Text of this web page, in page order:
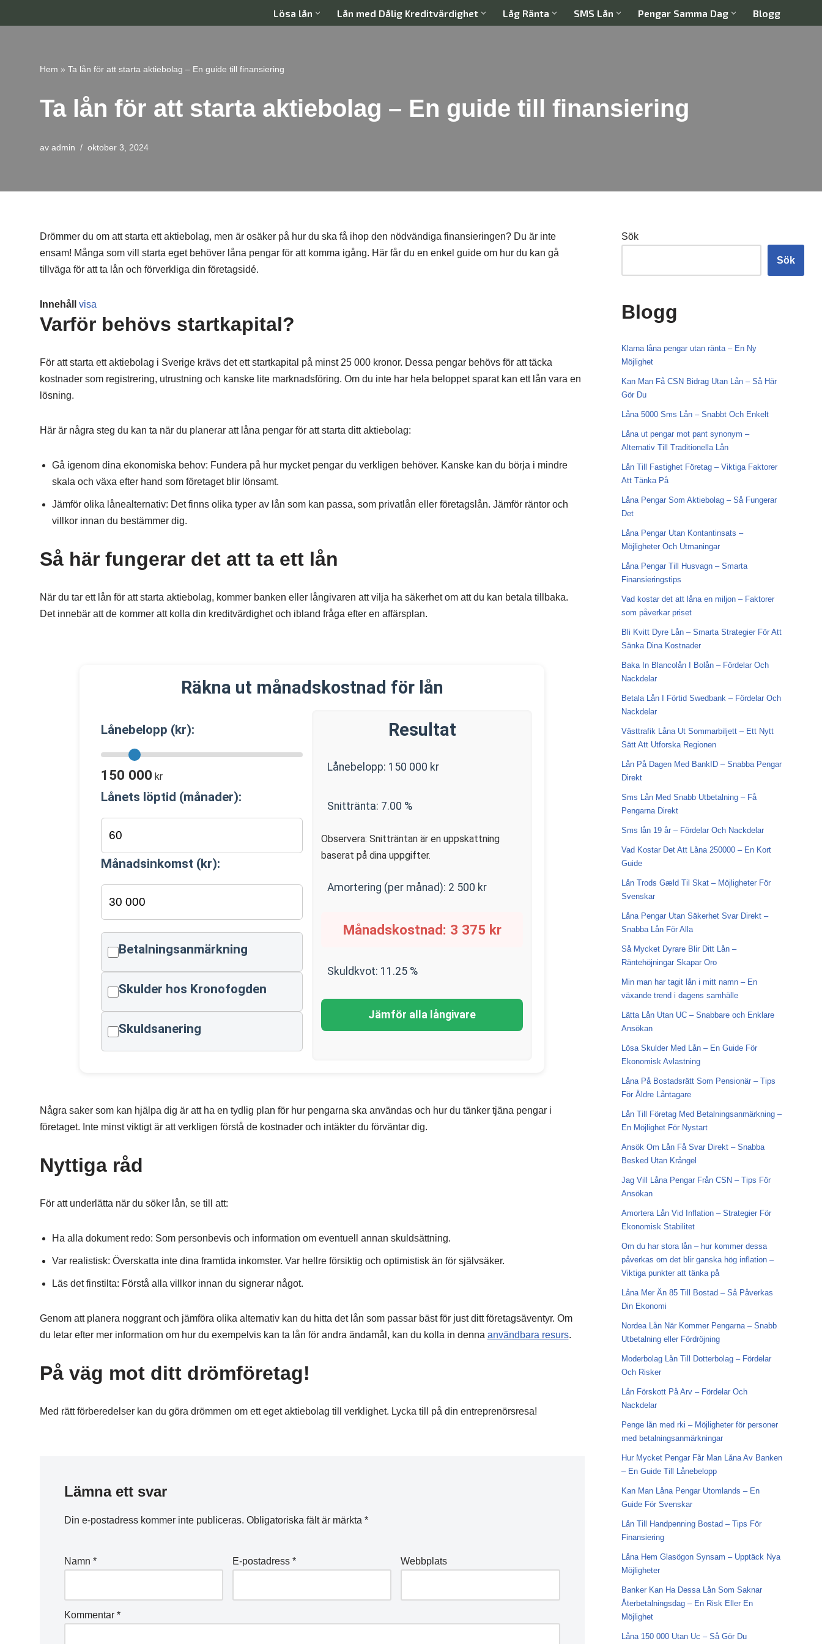
innehåll
Lösa lån Lån med Dålig Kreditvärdighet Låg Ränta SMS Lån Pengar Samma Dag Blogg
Hem » Ta lån för att starta aktiebolag – En guide till finansiering
Ta lån för att starta aktiebolag – En guide till finansiering
av admin oktober 3, 2024
Drömmer du om att starta ett aktiebolag, men är osäker på hur du ska få ihop den nödvändiga finansieringen? Du är inte
ensam! Många som vill starta eget behöver låna pengar för att komma igång. Här får du en enkel guide om hur du kan gå
tillväga för att ta lån och förverkliga din företagsidé.
Innehåll visa
Varför behövs startkapital?
För att starta ett aktiebolag i Sverige krävs det ett startkapital på minst 25 000 kronor. Dessa pengar behövs för att täcka
kostnader som registrering, utrustning och kanske lite marknadsföring. Om du inte har hela beloppet sparat kan ett lån vara en
lösning.
Här är några steg du kan ta när du planerar att låna pengar för att starta ditt aktiebolag:
Gå igenom dina ekonomiska behov: Fundera på hur mycket pengar du verkligen behöver. Kanske kan du börja i mindre
skala och växa efter hand som företaget blir lönsamt.
Jämför olika lånealternativ: Det finns olika typer av lån som kan passa, som privatlån eller företagslån. Jämför räntor och
villkor innan du bestämmer dig.
Så här fungerar det att ta ett lån
När du tar ett lån för att starta aktiebolag, kommer banken eller långivaren att vilja ha säkerhet om att du kan betala tillbaka.
Det innebär att de kommer att kolla din kreditvärdighet och ibland fråga efter en affärsplan.
Räkna ut månadskostnad för lån
Lånebelopp (kr):
150 000 kr
Lånets löptid (månader):
Månadsinkomst (kr):
Betalningsanmärkning
Skulder hos Kronofogden
Skuldsanering
Resultat
Lånebelopp: 150 000 kr
Snittränta: 7.00 %
Observera: Snitträntan är en uppskattning
baserat på dina uppgifter.
Amortering (per månad): 2 500 kr
Månadskostnad: 3 375 kr
Skuldkvot: 11.25 %
Jämför alla långivare
Några saker som kan hjälpa dig är att ha en tydlig plan för hur pengarna ska användas och hur du tänker tjäna pengar i
företaget. Inte minst viktigt är att verkligen förstå de kostnader och intäkter du förväntar dig.
Nyttiga råd
För att underlätta när du söker lån, se till att:
Ha alla dokument redo: Som personbevis och information om eventuell annan skuldsättning.
Var realistisk: Överskatta inte dina framtida inkomster. Var hellre försiktig och optimistisk än för självsäker.
Läs det finstilta: Förstå alla villkor innan du signerar något.
Genom att planera noggrant och jämföra olika alternativ kan du hitta det lån som passar bäst för just ditt företagsäventyr. Om
du letar efter mer information om hur du exempelvis kan ta lån för andra ändamål, kan du kolla in denna användbara resurs.
På väg mot ditt drömföretag!
Med rätt förberedelser kan du göra drömmen om ett eget aktiebolag till verklighet. Lycka till på din entreprenörsresa!
Lämna ett svar
Din e-postadress kommer inte publiceras. Obligatoriska fält är märkta *
Namn * E-postadress * Webbplats
Kommentar *
Sök
Sök
Blogg
Klarna låna pengar utan ränta – En Ny
Möjlighet
Kan Man Få CSN Bidrag Utan Lån – Så Här
Gör Du
Låna 5000 Sms Lån – Snabbt Och Enkelt
Låna ut pengar mot pant synonym –
Alternativ Till Traditionella Lån
Lån Till Fastighet Företag – Viktiga Faktorer
Att Tänka På
Låna Pengar Som Aktiebolag – Så Fungerar
Det
Låna Pengar Utan Kontantinsats –
Möjligheter Och Utmaningar
Låna Pengar Till Husvagn – Smarta
Finansieringstips
Vad kostar det att låna en miljon – Faktorer
som påverkar priset
Bli Kvitt Dyre Lån – Smarta Strategier För Att
Sänka Dina Kostnader
Baka In Blancolån I Bolån – Fördelar Och
Nackdelar
Betala Lån I Förtid Swedbank – Fördelar Och
Nackdelar
Västtrafik Låna Ut Sommarbiljett – Ett Nytt
Sätt Att Utforska Regionen
Lån På Dagen Med BankID – Snabba Pengar
Direkt
Sms Lån Med Snabb Utbetalning – Få
Pengarna Direkt
Sms lån 19 år – Fördelar Och Nackdelar
Vad Kostar Det Att Låna 250000 – En Kort
Guide
Lån Trods Gæld Til Skat – Möjligheter För
Svenskar
Låna Pengar Utan Säkerhet Svar Direkt –
Snabba Lån För Alla
Så Mycket Dyrare Blir Ditt Lån –
Räntehöjningar Skapar Oro
Min man har tagit lån i mitt namn – En
växande trend i dagens samhälle
Lätta Lån Utan UC – Snabbare och Enklare
Ansökan
Lösa Skulder Med Lån – En Guide För
Ekonomisk Avlastning
Låna På Bostadsrätt Som Pensionär – Tips
För Äldre Låntagare
Lån Till Företag Med Betalningsanmärkning –
En Möjlighet För Nystart
Ansök Om Lån Få Svar Direkt – Snabba
Besked Utan Krångel
Jag Vill Låna Pengar Från CSN – Tips För
Ansökan
Amortera Lån Vid Inflation – Strategier För
Ekonomisk Stabilitet
Om du har stora lån – hur kommer dessa
påverkas om det blir ganska hög inflation –
Viktiga punkter att tänka på
Låna Mer Än 85 Till Bostad – Så Påverkas
Din Ekonomi
Nordea Lån När Kommer Pengarna – Snabb
Utbetalning eller Fördröjning
Moderbolag Lån Till Dotterbolag – Fördelar
Och Risker
Lån Förskott På Arv – Fördelar Och
Nackdelar
Penge lån med rki – Möjligheter för personer
med betalningsanmärkningar
Hur Mycket Pengar Får Man Låna Av Banken
– En Guide Till Lånebelopp
Kan Man Låna Pengar Utomlands – En
Guide För Svenskar
Lån Till Handpenning Bostad – Tips För
Finansiering
Låna Hem Glasögon Synsam – Upptäck Nya
Möjligheter
Banker Kan Ha Dessa Lån Som Saknar
Återbetalningsdag – En Risk Eller En
Möjlighet
Låna 150 000 Utan Uc – Så Gör Du